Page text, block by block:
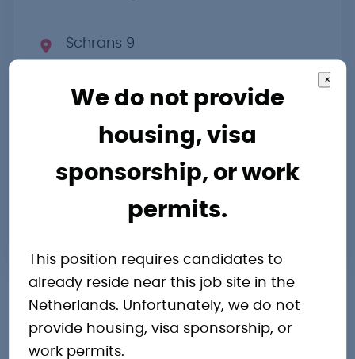
×
We do not provide
housing, visa
sponsorship, or work
permits.
This position requires candidates to
already reside near this job site in the
Netherlands. Unfortunately, we do not
provide housing, visa sponsorship, or
work permits.
Schrans 9
Friesland
Nederland
Routebeschrijving